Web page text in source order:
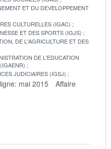
ET DU DEVELOPPEMENT
CULTURELLES (IGAC)
ET DES SPORTS (IGJS)
DE L'AGRICULTURE ET DES
DE L'EDUCATION
JUDICIAIRES (IGSJ)
mai 2015
Affaire